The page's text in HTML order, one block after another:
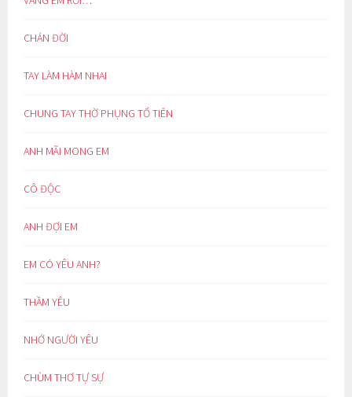
CHÁN ĐỜI
TAY LÀM HÀM NHAI
CHUNG TAY THỜ PHỤNG TỔ TIÊN
ANH MÃI MONG EM
CÔ ĐỘC
ANH ĐỢI EM
EM CÓ YÊU ANH?
THẦM YÊU
NHỚ NGƯỜI YÊU
CHÙM THƠ TỰ SỰ